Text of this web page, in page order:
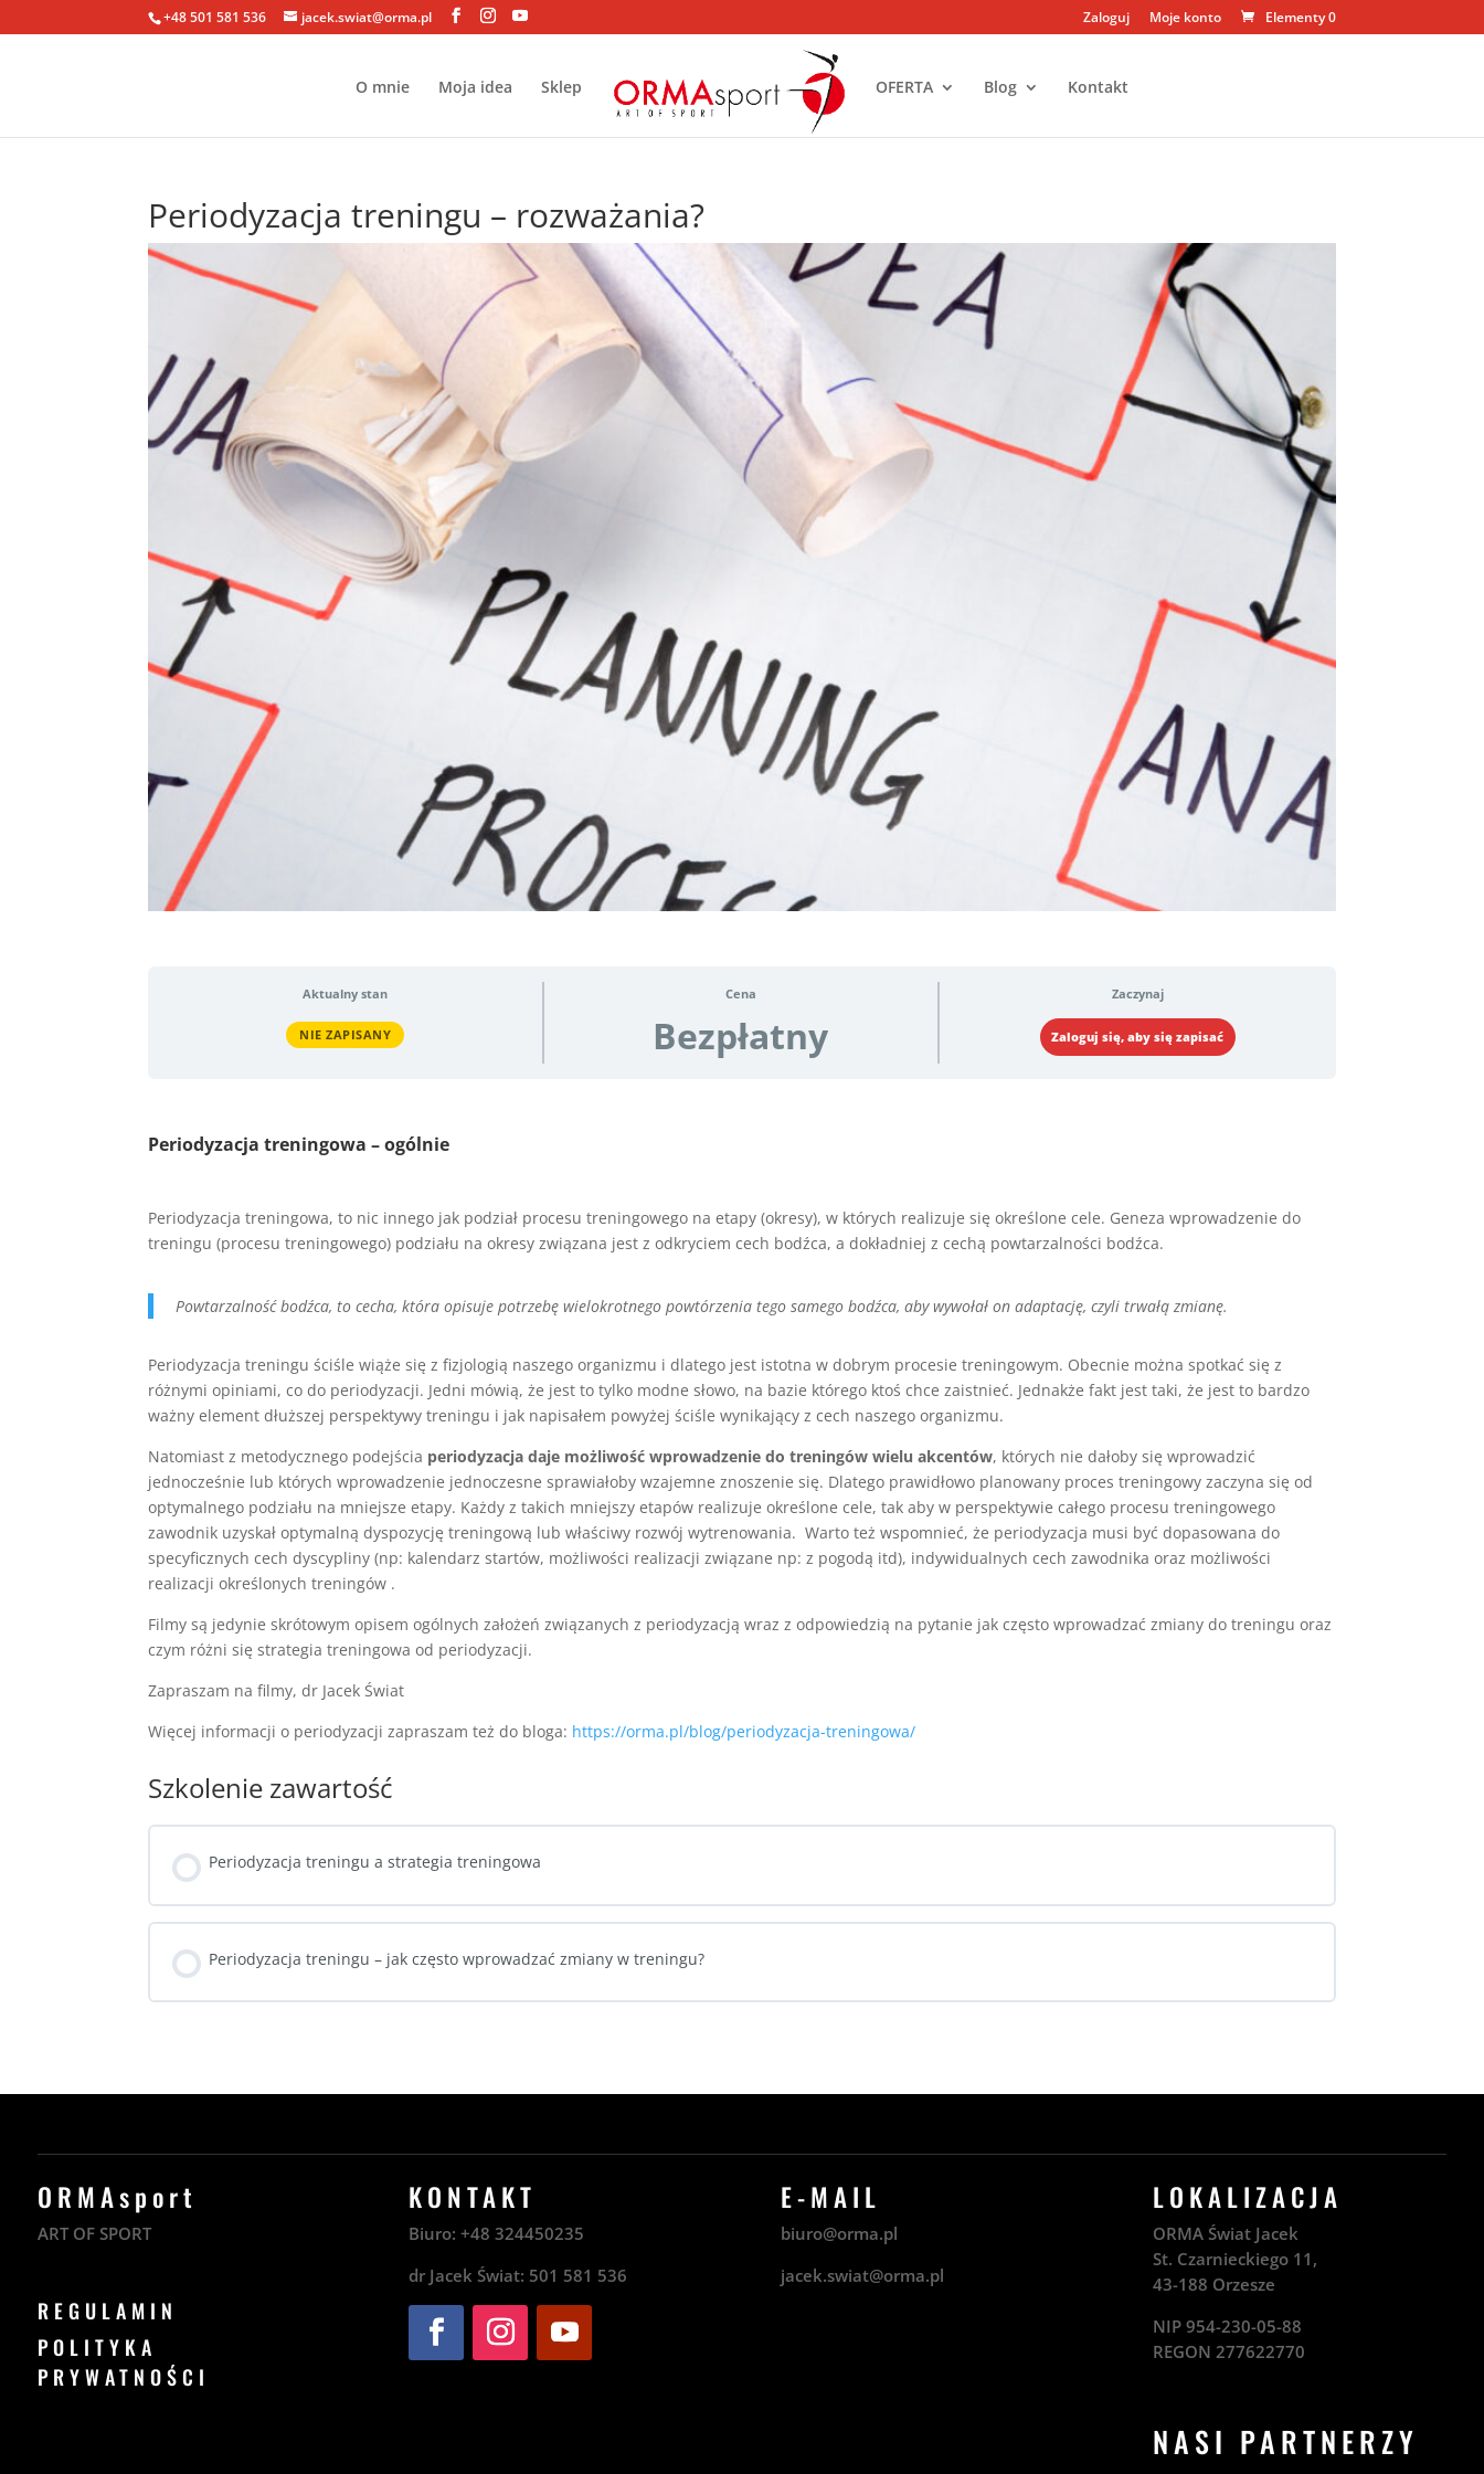
+48 501 581 536 jacek.swiat@orma.pl Zaloguj Moje konto Elementy 0
O mnie Moja idea Sklep OFERTA Blog Kontakt
Periodyzacja treningu – rozważania?
Aktualny stan
NIE ZAPISANY
Cena
Bezpłatny
Zaczynaj
Zaloguj się, aby się zapisać
Periodyzacja treningowa – ogólnie
Periodyzacja treningowa, to nic innego jak podział procesu treningowego na etapy (okresy), w których realizuje się określone cele. Geneza wprowadzenie do
treningu (procesu treningowego) podziału na okresy związana jest z odkryciem cech bodźca, a dokładniej z cechą powtarzalności bodźca.
Powtarzalność bodźca, to cecha, która opisuje potrzebę wielokrotnego powtórzenia tego samego bodźca, aby wywołał on adaptację, czyli trwałą zmianę.
Periodyzacja treningu ściśle wiąże się z fizjologią naszego organizmu i dlatego jest istotna w dobrym procesie treningowym. Obecnie można spotkać się z
różnymi opiniami, co do periodyzacji. Jedni mówią, że jest to tylko modne słowo, na bazie którego ktoś chce zaistnieć. Jednakże fakt jest taki, że jest to bardzo
ważny element dłuższej perspektywy treningu i jak napisałem powyżej ściśle wynikający z cech naszego organizmu.
Natomiast z metodycznego podejścia periodyzacja daje możliwość wprowadzenie do treningów wielu akcentów, których nie dałoby się wprowadzić
jednocześnie lub których wprowadzenie jednoczesne sprawiałoby wzajemne znoszenie się. Dlatego prawidłowo planowany proces treningowy zaczyna się od
optymalnego podziału na mniejsze etapy. Każdy z takich mniejszy etapów realizuje określone cele, tak aby w perspektywie całego procesu treningowego
zawodnik uzyskał optymalną dyspozycję treningową lub właściwy rozwój wytrenowania. Warto też wspomnieć, że periodyzacja musi być dopasowana do
specyficznych cech dyscypliny (np: kalendarz startów, możliwości realizacji związane np: z pogodą itd), indywidualnych cech zawodnika oraz możliwości
realizacji określonych treningów .
Filmy są jedynie skrótowym opisem ogólnych założeń związanych z periodyzacją wraz z odpowiedzią na pytanie jak często wprowadzać zmiany do treningu oraz
czym różni się strategia treningowa od periodyzacji.
Zapraszam na filmy, dr Jacek Świat
Więcej informacji o periodyzacji zapraszam też do bloga: https://orma.pl/blog/periodyzacja-treningowa/
Szkolenie zawartość
Periodyzacja treningu a strategia treningowa
Periodyzacja treningu – jak często wprowadzać zmiany w treningu?
ORMAsport
ART OF SPORT
REGULAMIN
POLITYKA
PRYWATNOŚCI
KONTAKT
Biuro: +48324450235
dr Jacek Świat: 501 581 536
E-MAIL
biuro@orma.pl
jacek.swiat@orma.pl
LOKALIZACJA
ORMA Świat Jacek
St. Czarnieckiego 11,
43-188 Orzesze
NIP 954-230-05-88
REGON 277622770
NASI PARTNERZY